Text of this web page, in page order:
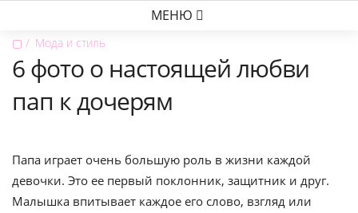
МЕНЮ
▢ Мода и стиль
6 фото о настоящей любви
пап к дочерям
Папа играет очень большую роль в жизни каждой
девочки. Это ее первый поклонник, защитник и друг.
Малышка впитывает каждое его слово, взгляд или